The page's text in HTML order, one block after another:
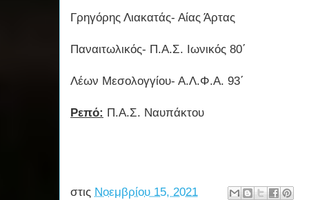
Γρηγόρης Λιακατάς- Αίας Άρτας
Παναιτωλικός- Π.Α.Σ. Ιωνικός 80΄
Λέων Μεσολογγίου- Α.Λ.Φ.Α. 93΄
Ρεπό: Π.Α.Σ. Ναυπάκτου
στις Νοεμβρίου 15, 2021